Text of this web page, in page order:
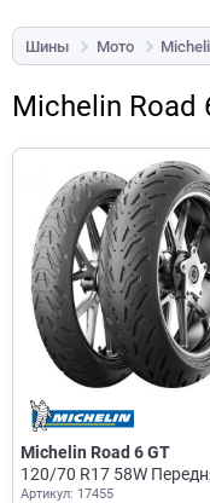
Шины Мото
Michelin Road
Michelin Road 6 GT
120/70 R17 58W
Артикул: 17455